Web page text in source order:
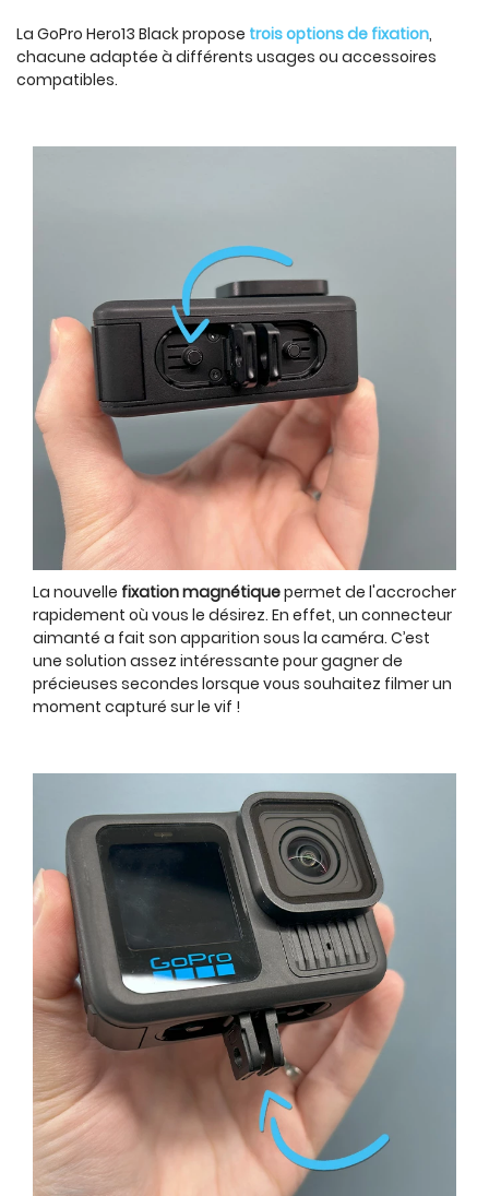
La GoPro Hero13 Black propose trois options de fixation,
chacune adaptée à différents usages ou accessoires
compatibles.
La nouvelle fixation magnétiquepermet de l'accrocher
rapidement où vous le désirez. En effet, un connecteur
aimanté a fait son apparition sous la caméra. C’est
une solution assez intéressante pour gagner de
précieuses secondes lorsque vous souhaitez filmer un
moment capturé sur le vif !